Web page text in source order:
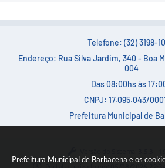
Prefeitura Municipal de Barbacena e os
Telefone: (32) 3198-
Endereço: Rua Silva Jardim, 340 - Boa
004
Das 08:00hs às
CNPJ: 17.095.043/
Prefeitura Municipal de